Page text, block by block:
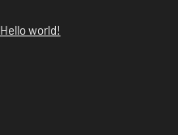
Hello world!